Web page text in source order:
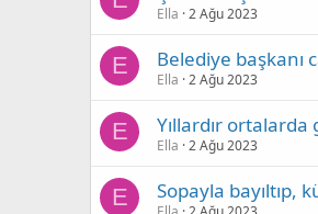
Ella 2 Ağu 2023
E Belediye başkanı
Ella 2 Ağu 2023
E Yıllardır
Ella 2 Ağu 2023
E Sopayla bayıltıp,